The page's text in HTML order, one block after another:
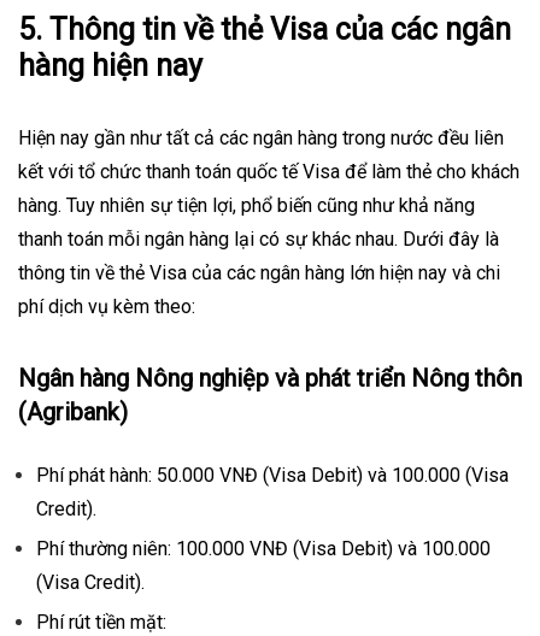
5. Thông tin về thẻ Visa của các ngân
hàng hiện nay
Hiện nay gần như tất cả các ngân hàng trong nước đều liên
kết với tổ chức thanh toán quốc tế Visa để làm thẻ cho khách
hàng. Tuy nhiên sự tiện lợi, phổ biến cũng như khả năng
thanh toán mỗi ngân hàng lại có sự khác nhau. Dưới đây là
thông tin về thẻ Visa của các ngân hàng lớn hiện nay và chi
phí dịch vụ kèm theo:
Ngân hàng Nông nghiệp và phát triển Nông thôn
(Agribank)
Phí phát hành: 50.000 VNĐ (Visa Debit) và 100.000 (Visa
Credit).
Phí thường niên: 100.000 VNĐ (Visa Debit) và 100.000
(Visa Credit).
Phí rút tiền mặt: